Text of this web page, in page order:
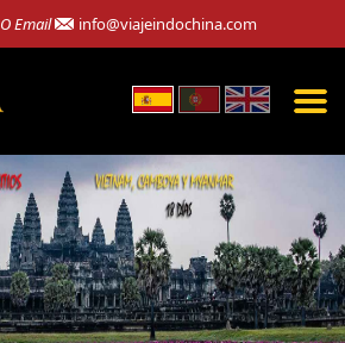
O Email info@viajeindochina.com